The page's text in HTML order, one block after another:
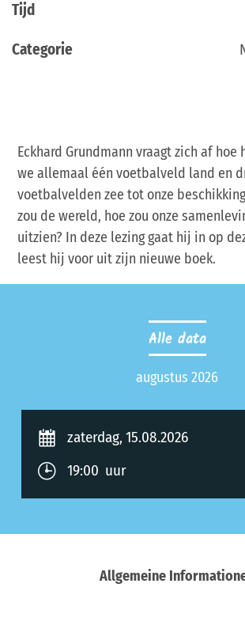
Tijd
Categorie
Eckhard Grundmann vraagt zich af hoe
we allemaal één voetbalveld land en
voetbalvelden zee tot onze
zou de wereld, hoe zou onze
uitzien? In deze lezing gaat hij in op
leest hij voor uit zijn nieuwe boek.
Alle data
augustus 2026
zaterdag, 15.08.2026
19:00 uur
Allgemeine